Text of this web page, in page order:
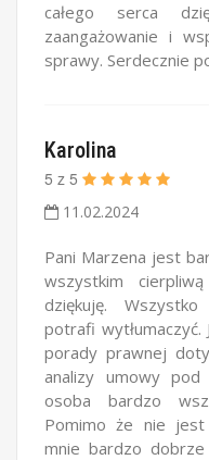
całego serca
zaangażowanie i
sprawy. Serdecznie
Karolina
5 z 5
11.02.2024
Pani Marzena jest
wszystkim
dziękuję.
potrafi
porady prawnej
analizy umowy
osoba bardzo
Pomimo że nie jest
mnie bardzo